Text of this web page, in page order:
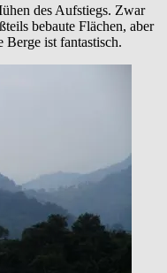
des Aufstiegs. Zwar
bebaute Flächen, aber
ist fantastisch.